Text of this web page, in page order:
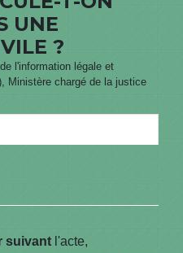
UNE
?
l'information légale et
Ministère chargé de la justice
suivant l'acte,